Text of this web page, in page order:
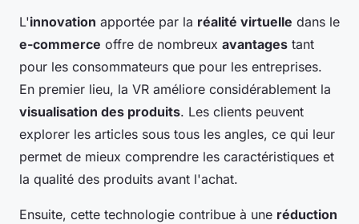
L'innovation apportée par la réalité virtuelle dans le
e-commerce offre de nombreux avantages tant
pour les consommateurs que pour les entreprises.
En premier lieu, la VR améliore considérablement la
visualisation des produits. Les clients peuvent
explorer les articles sous tous les angles, ce qui leur
permet de mieux comprendre les caractéristiques et
la qualité des produits avant l'achat.
Ensuite, cette technologie contribue à une réduction